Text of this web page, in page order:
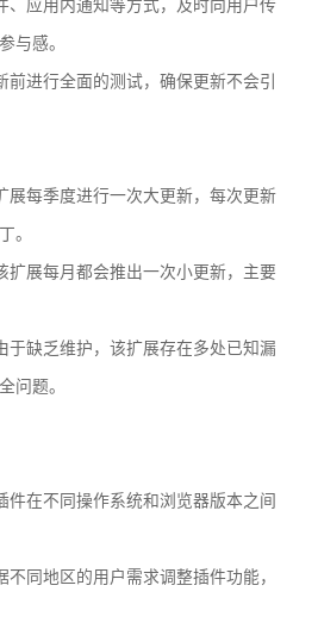
、应用内通知等方式，及时向用户传
与感。
进行全面的测试，确保更新不会引
展每季度进行一次大更新，每次更新
。
扩展每月都会推出一次小更新，主要
于缺乏维护，该扩展存在多处已知漏
问题。
件在不同操作系统和浏览器版本之间
同地区的用户需求调整插件功能，